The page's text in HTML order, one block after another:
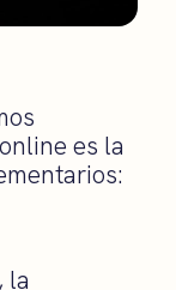
es la
la